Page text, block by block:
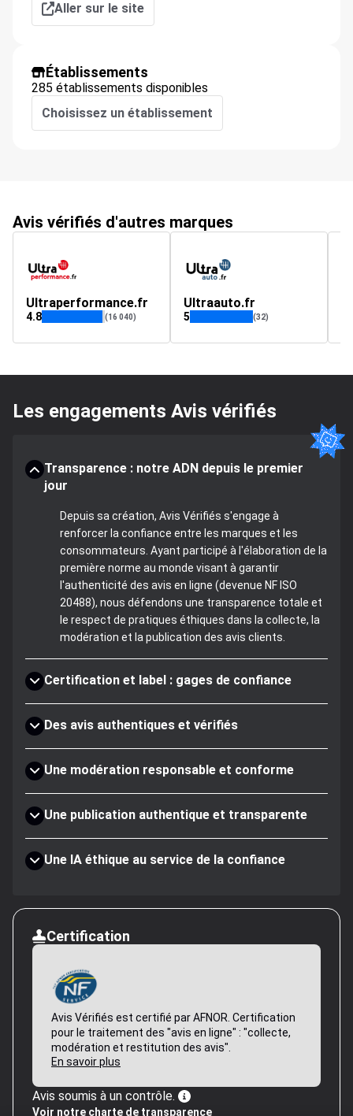
Aller sur le site
Établissements
285 établissements disponibles
Choisissez un établissement
Avis vérifiés d'autres marques
Ultraperformance.fr
4.8 (16 040)
Ultraauto.fr
5 (32)
Les engagements Avis vérifiés
Transparence : notre ADN depuis le premier
jour
Depuis sa création, Avis Vérifiés s'engage à
renforcer la confiance entre les marques et les
consommateurs. Ayant participé à l'élaboration de la
première norme au monde visant à garantir
l'authenticité des avis en ligne (devenue NF ISO
20488), nous défendons une transparence totale et
le respect de pratiques éthiques dans la collecte, la
modération et la publication des avis clients.
Certification et label : gages de confiance
Des avis authentiques et vérifiés
Une modération responsable et conforme
Une publication authentique et transparente
Une IA éthique au service de la confiance
Certification
Avis Vérifiés est certifié par AFNOR. Certification
pour le traitement des "avis en ligne" : "collecte,
modération et restitution des avis".
En savoir plus
Avis soumis à un contrôle.
Voir notre charte de transparence